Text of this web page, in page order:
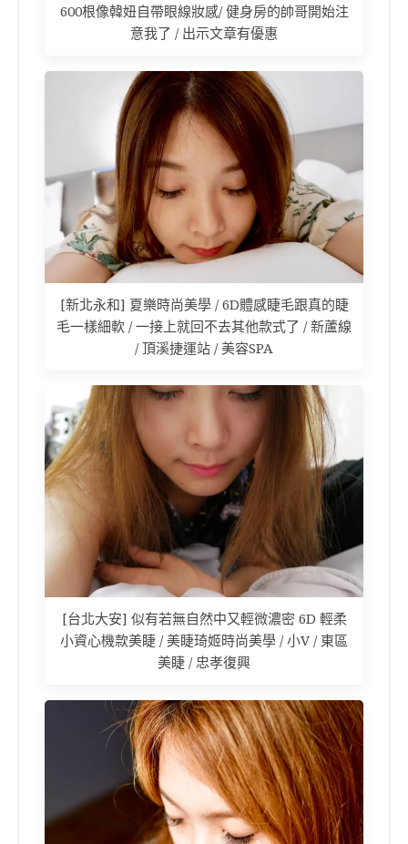
600根像韓妞自帶眼線妝感/ 健身房的帥哥開始注
意我了 / 出示文章有優惠
[新北永和] 夏樂時尚美學 / 6D體感睫毛跟真的睫
毛一樣細軟 / 一接上就回不去其他款式了 / 新蘆線
/ 頂溪捷運站 / 美容SPA
[台北大安] 似有若無自然中又輕微濃密 6D 輕柔
小資心機款美睫 / 美睫琦姬時尚美學 / 小V / 東區
美睫 / 忠孝復興